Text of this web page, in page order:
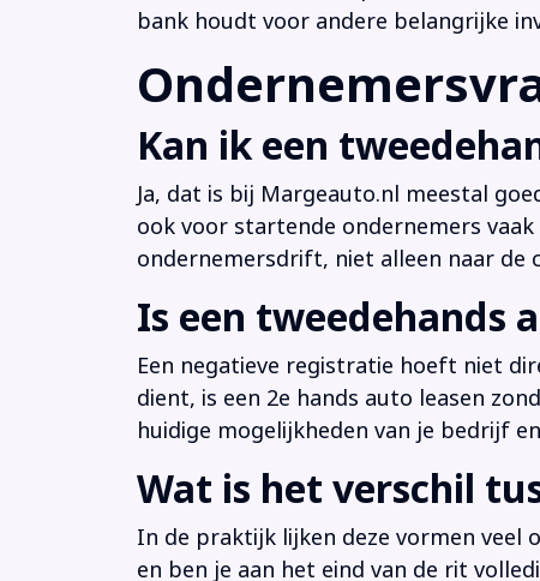
bank houdt voor andere belangrijke
Kan ik een
Ja, dat is bij Margeauto.nl meestal
ook voor startende ondernemers
ondernemersdrift, niet alleen naar de
Is een tweedehands
Een negatieve registratie hoeft niet
dient, is een 2e hands auto leasen
huidige mogelijkheden van je bedrijf
Wat is het verschil
In de praktijk lijken deze vormen veel
en ben je aan het eind van de rit